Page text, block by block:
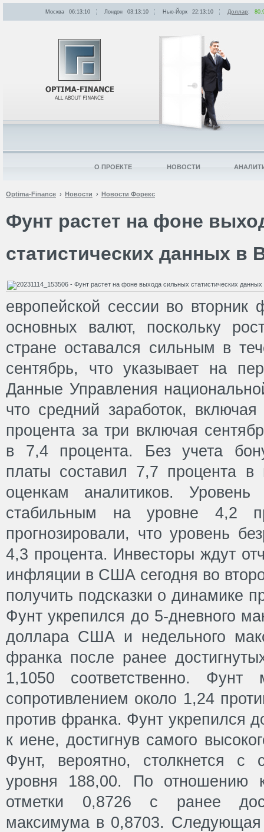
Optima-Finance Новости Новости Форекс
Фунт растет на фоне
статистических данных в
европейской сессии во вторник
основных валют, поскольку
стране оставался сильным в
сентябрь, что указывает на
Данные Управления
что средний заработок,
процента за три включая
в 7,4 процента. Без учета
платы составил 7,7 процента в
оценкам аналитиков. Уровень
стабильным на уровне 4,2
прогнозировали, что уровень
4,3 процента. Инвесторы ждут
инфляции в США сегодня во
получить подсказки о динамике
Фунт укрепился до 5-дневного
доллара США и недельного
франка после ранее
1,1050 соответственно. Фунт
сопротивлением около 1,24
против франка. Фунт укрепился
к иене, достигнув самого
Фунт, вероятно, столкнется с
уровня 188,00. По отношению
отметки 0,8726 с ранее
максимума в 0,8703.
Москва 06:13:10 Лондон 03:13:10 Нью-Йорк 22:13:10 Доллар:
О ПРОЕКТЕ НОВОСТИ